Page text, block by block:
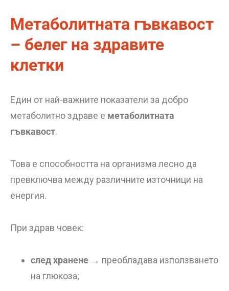
Метаболитната гъвкавост
– белег на здравите
клетки
Един от най-важните показатели за добро
метаболитно здраве е метаболитната
гъвкавост.
Това е способността на организма лесно да
превключва между различните източници на
енергия.
При здрав човек:
след хранене → преобладава използването
на глюкоза;